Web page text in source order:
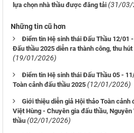
lựa chọn nhà thầu được đăng tải (31/03/
Những tin cũ hơn
Điểm tin Hệ sinh thái Đấu Thầu 12/01
Đấu thầu 2025 diễn ra thành công, thu
(19/01/2026)
Điểm tin Hệ sinh thái Đấu Thầu 05 -
Toàn cảnh đấu thầu 2025 (12/01/2026)
Giới thiệu diễn giả Hội thảo Toàn cảnh
Việt Hùng - Chuyên gia đấu thầu,
thầu (02/01/2026)